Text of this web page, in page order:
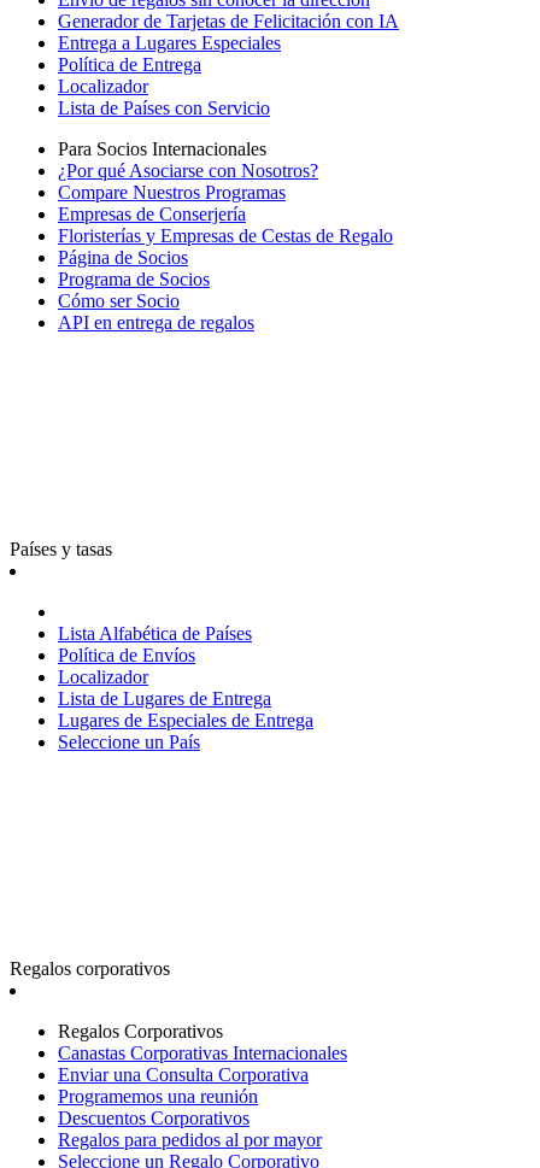
Generador de Tarjetas de Felicitación con IA
Entrega a Lugares Especiales
Política de Entrega
Localizador
Lista de Países con Servicio
Para Socios Internacionales
¿Por qué Asociarse con Nosotros?
Compare Nuestros Programas
Empresas de Conserjería
Floristerías y Empresas de Cestas de Regalo
Página de Socios
Programa de Socios
Cómo ser Socio
API en entrega de regalos
Países y tasas
Lista Alfabética de Países
Política de Envíos
Localizador
Lista de Lugares de Entrega
Lugares de Especiales de Entrega
Seleccione un País
Regalos corporativos
Regalos Corporativos
Canastas Corporativas Internacionales
Enviar una Consulta Corporativa
Programemos una reunión
Descuentos Corporativos
Regalos para pedidos al por mayor
Seleccione un Regalo Corporativo